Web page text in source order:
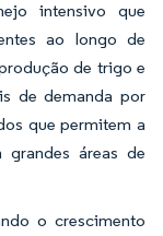
intensivo que
ao longo de
de trigo e
de demanda por
que permitem a
áreas de
o crescimento